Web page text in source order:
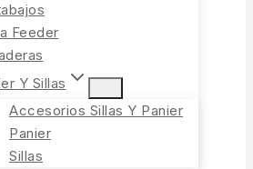
Feeder
Y Sillas
Accesorios Sillas Y Panier
Panier
Sillas